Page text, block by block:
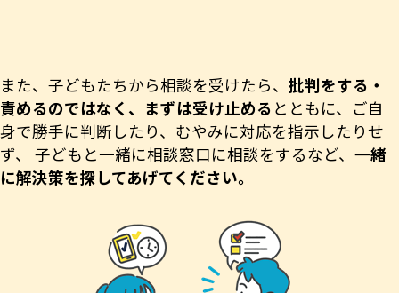
また、子どもたちから相談を受けたら、 批判をする・
責めるのではなく、まずは受け止める とともに、ご自
身で勝手に判断したり、むやみに対応を指示したりせ
ず、 子どもと一緒に相談窓口に相談をするなど、 一緒
に解決策を探してあげてください。